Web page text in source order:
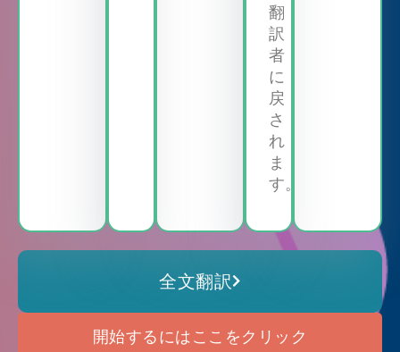
全文翻訳
翻
訳
者
に
戻
さ
れ
ま
す。
開始するにはここをクリック